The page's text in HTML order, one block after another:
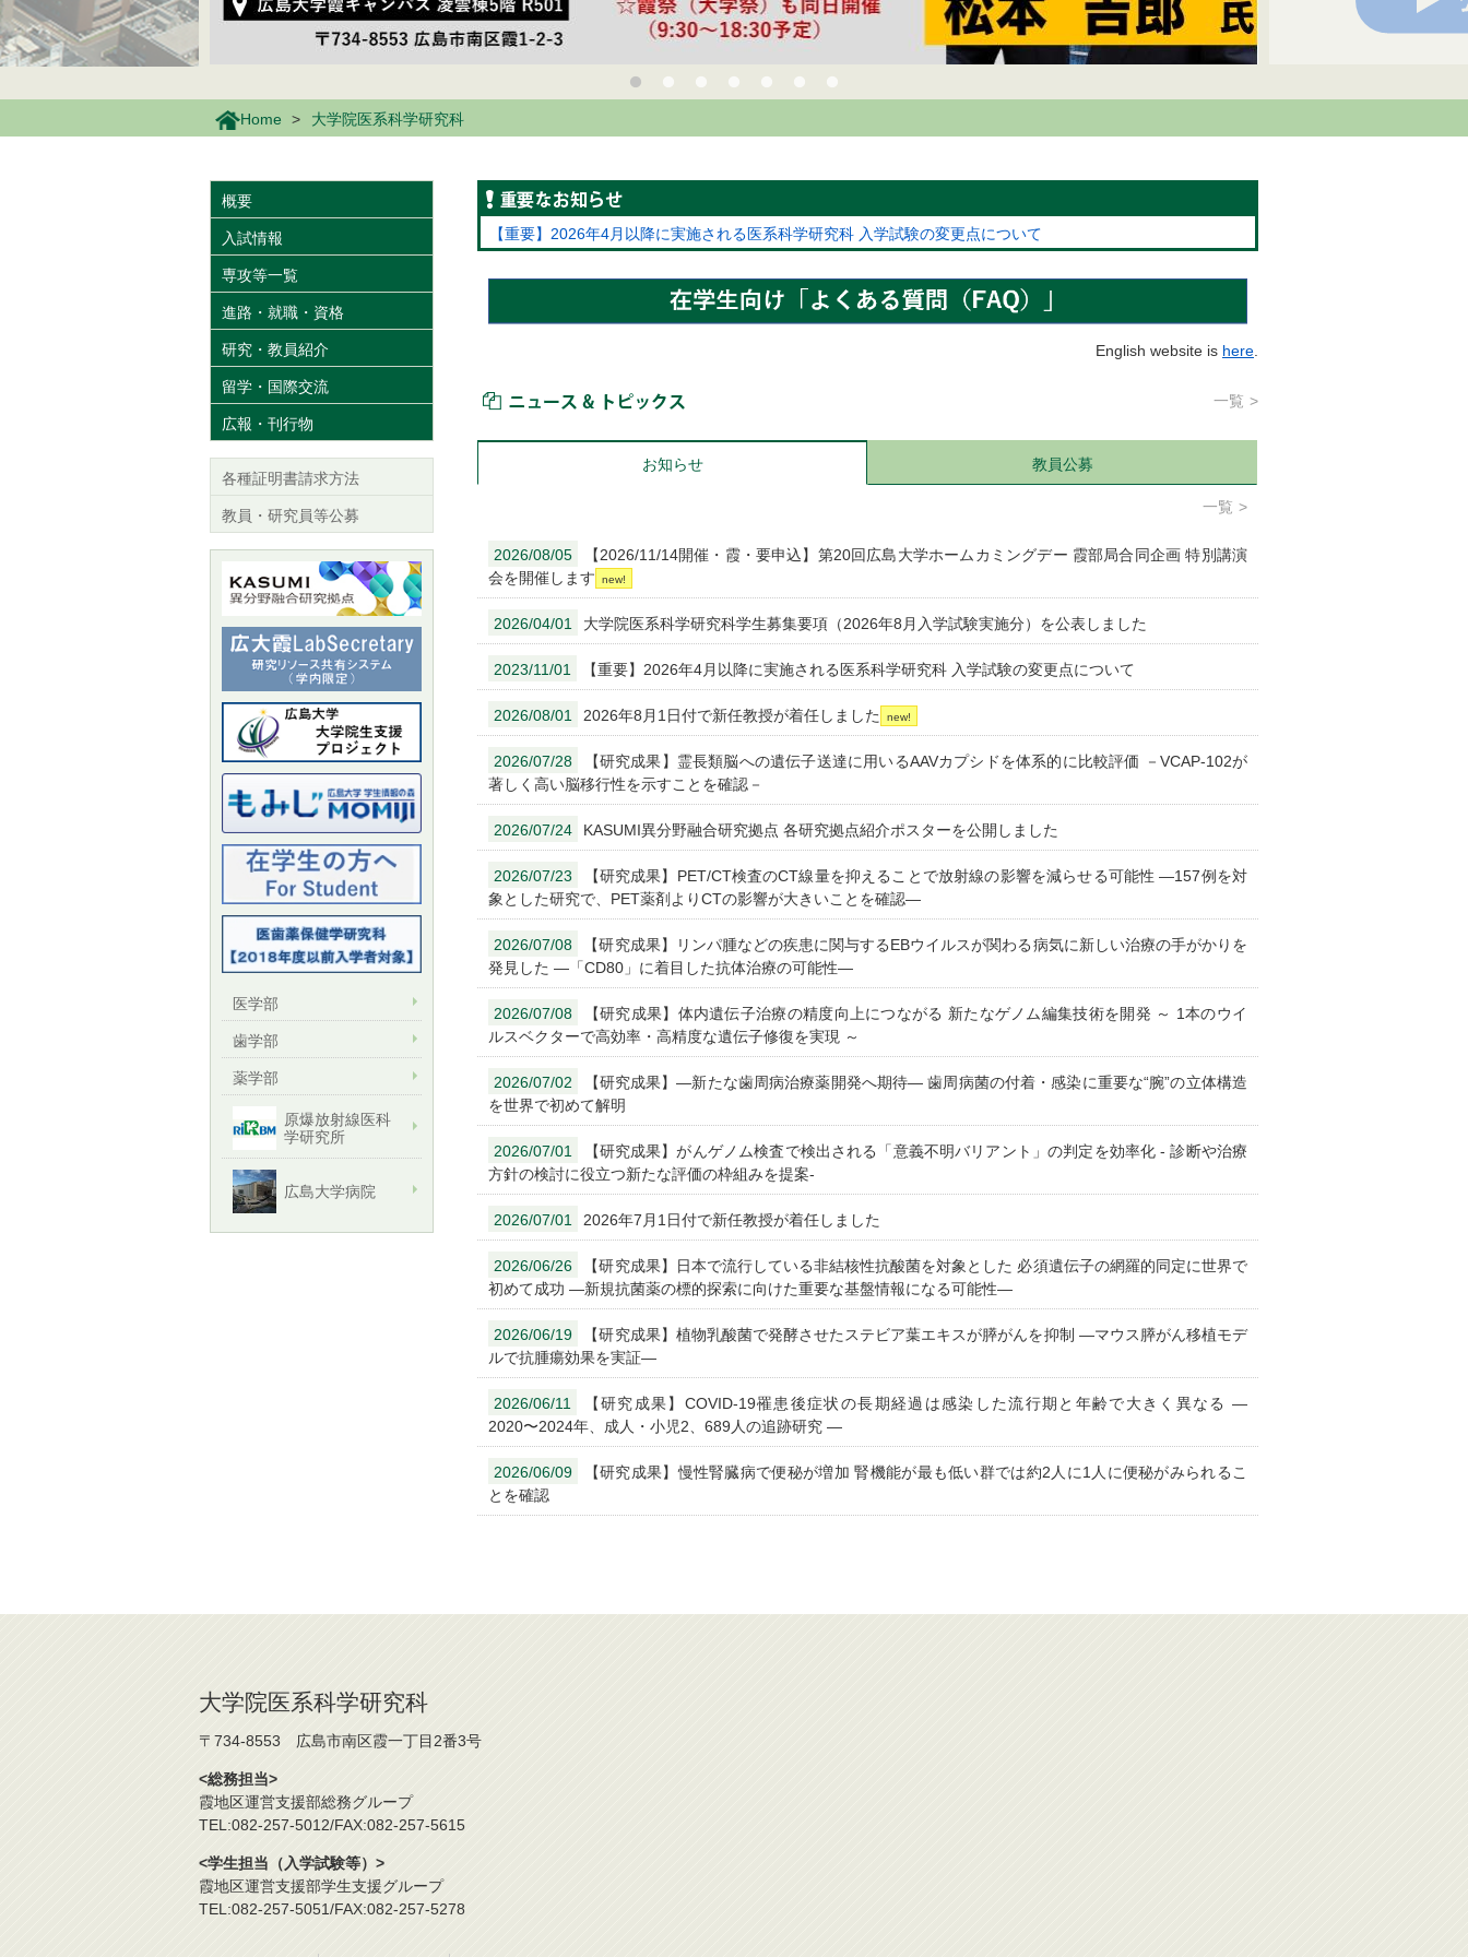
Home 大学院医系科学研究科
【重要】2026年4月以降に実施される医系科学研究科 入学試験の変更点について
English website is here.
一覧
お知らせ 教員公募
一覧
2026/08/05
【2026/11/14開催・霞・要申込】第20回広島大学ホームカミングデー 霞部局合同企画 特別講演
会を開催します
2026/04/01 大学院医系科学研究科学生募集要項（2026年8月入学試験実施分）を公表しました
2023/11/01 【重要】2026年4月以降に実施される医系科学研究科 入学試験の変更点について
2026/08/01 2026年8月1日付で新任教授が着任しました
2026/07/28
【研究成果】霊長類脳への遺伝子送達に用いるAAVカプシドを体系的に比較評価 －VCAP-102が
著しく高い脳移行性を示すことを確認－
2026/07/24 KASUMI異分野融合研究拠点 各研究拠点紹介ポスターを公開しました
2026/07/23
【研究成果】PET/CT検査のCT線量を抑えることで放射線の影響を減らせる可能性 ―157例を対
象とした研究で、PET薬剤よりCTの影響が大きいことを確認―
2026/07/08
【研究成果】リンパ腫などの疾患に関与するEBウイルスが関わる病気に新しい治療の手がかりを
発見した ―「CD80」に着目した抗体治療の可能性―
2026/07/08
【研究成果】体内遺伝子治療の精度向上につながる 新たなゲノム編集技術を開発 ～ 1本のウイ
ルスベクターで高効率・高精度な遺伝子修復を実現 ～
2026/07/02
【研究成果】―新たな歯周病治療薬開発へ期待― 歯周病菌の付着・感染に重要な“腕”の立体構造
を世界で初めて解明
2026/07/01
【研究成果】がんゲノム検査で検出される「意義不明バリアント」の判定を効率化 - 診断や治療
方針の検討に役立つ新たな評価の枠組みを提案-
2026/07/01 2026年7月1日付で新任教授が着任しました
2026/06/26
【研究成果】日本で流行している非結核性抗酸菌を対象とした 必須遺伝子の網羅的同定に世界で
初めて成功 ―新規抗菌薬の標的探索に向けた重要な基盤情報になる可能性―
2026/06/19
【研究成果】植物乳酸菌で発酵させたステビア葉エキスが膵がんを抑制 ―マウス膵がん移植モデ
ルで抗腫瘍効果を実証―
2026/06/11
【研究成果】COVID-19罹患後症状の長期経過は感染した流行期と年齢で大きく異なる ―
2020〜2024年、成人・小児2、689人の追跡研究 ―
2026/06/09
【研究成果】慢性腎臓病で便秘が増加 腎機能が最も低い群では約2人に1人に便秘がみられるこ
とを確認
概要
入試情報
専攻等一覧
進路・就職・資格
研究・教員紹介
留学・国際交流
広報・刊行物
各種証明書請求方法
教員・研究員等公募
医学部
歯学部
薬学部
原爆放射線医科
学研究所
広島大学病院
大学院医系科学研究科
〒734-8553 広島市南区霞一丁目2番3号
<総務担当>
霞地区運営支援部総務グループ
TEL:082-257-5012/FAX:082-257-5615
<学生担当（入学試験等）>
霞地区運営支援部学生支援グループ
TEL:082-257-5051/FAX:082-257-5278